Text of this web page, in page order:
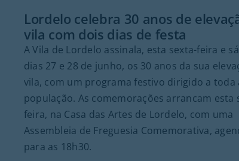
Lordelo celebra 30 anos de
vila com dois dias de festa
A Vila de Lordelo assinala, esta sexta-feira e
dias 27 e 28 de junho, os 30 anos da sua
vila, com um programa festivo dirigido a toda
população. As comemorações arrancam esta
feira, na Casa das Artes de Lordelo, com uma
Assembleia de Freguesia Comemorativa,
para as 18h30.